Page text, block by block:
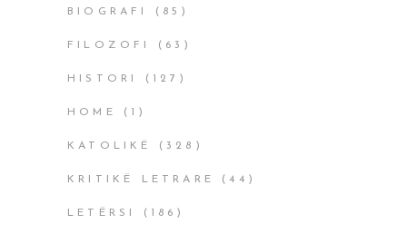
BIOGRAFI (85)
FILOZOFI (63)
HISTORI (127)
HOME (1)
KATOLIKË (328)
KRITIKË LETRARE (44)
LETËRSI (186)